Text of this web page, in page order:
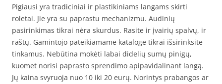
Pigiausi yra tradiciniai ir plastikiniams langams skirti
roletai. Jie yra su paprastu mechanizmu. Audinių
pasirinkimas tikrai nėra skurdus. Rasite ir įvairių spalvų, ir
raštų. Gamintojo pateikiamame kataloge tikrai išsirinksite
tinkamus. Nebūtina mokėti labai didelių sumų pinigų,
kuomet norisi paprasto sprendimo apipavidalinant langą.
Jų kaina svyruoja nuo 10 iki 20 eurų. Norintys prabangos ar